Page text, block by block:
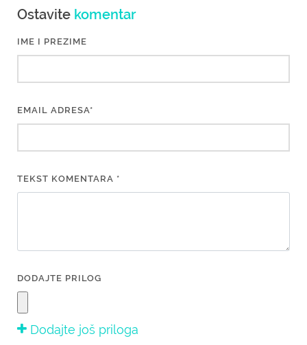
Ostavite komentar
IME I PREZIME
EMAIL ADRESA*
TEKST KOMENTARA *
DODAJTE PRILOG
Dodajte još priloga